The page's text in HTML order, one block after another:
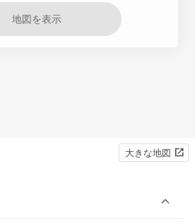
地図を表示
大きな地図